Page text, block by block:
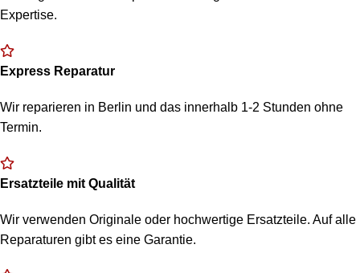
Expertise.
Express Reparatur
Wir reparieren in Berlin und das innerhalb 1-2 Stunden ohne
Termin.
Ersatzteile mit Qualität
Wir verwenden Originale oder hochwertige Ersatzteile. Auf alle
Reparaturen gibt es eine Garantie.